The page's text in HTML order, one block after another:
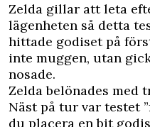
Zelda gillar att leta
lägenheten så detta
hittade godiset på
inte muggen, utan
nosade.
Zelda belönades med
Näst på tur var testet
du placera en bit